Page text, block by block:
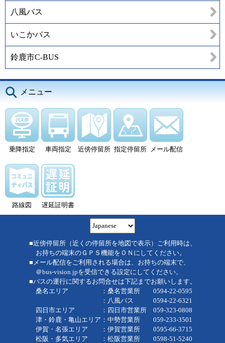
八風バス
いこかバス
鈴鹿市C-BUS
メニュー
乗降指定 車両指定 近傍停留所 指定停留所 メール配信
路線図 遅延証明書
■近傍停留所（近くの停留所を地図で表示）ご利用時は、
お持ちの端末のＧＰＳ機能をＯＮにしてください。
■メール配信をご利用される場合は、お持ちの端末で、
＠bus-vision.jpを受信できる設定にしてください。
■バスの運行に関するお問合せは下記までお願いします。
桑名エリア ：桑名営業所 0594-22-0595
：八風バス 0594-22-6321
四日市エリア ：四日市営業所 059-323-0808
津・鈴鹿・亀山エリア：中勢営業所 059-233-3501
伊賀・名張エリア ：伊賀営業所 0595-66-3715
松阪・多気エリア ：松阪営業所 0598-51-5240